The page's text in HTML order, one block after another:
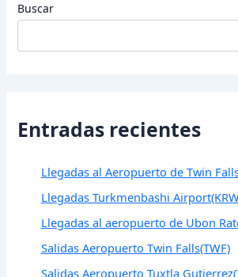
Buscar
Entradas recientes
Llegadas al Aeropuerto de Twin
Llegadas Turkmenbashi
Llegadas al aeropuerto de Ubon
Salidas Aeropuerto Twin Falls(TWF)
Salidas Aeropuerto Tuxtla